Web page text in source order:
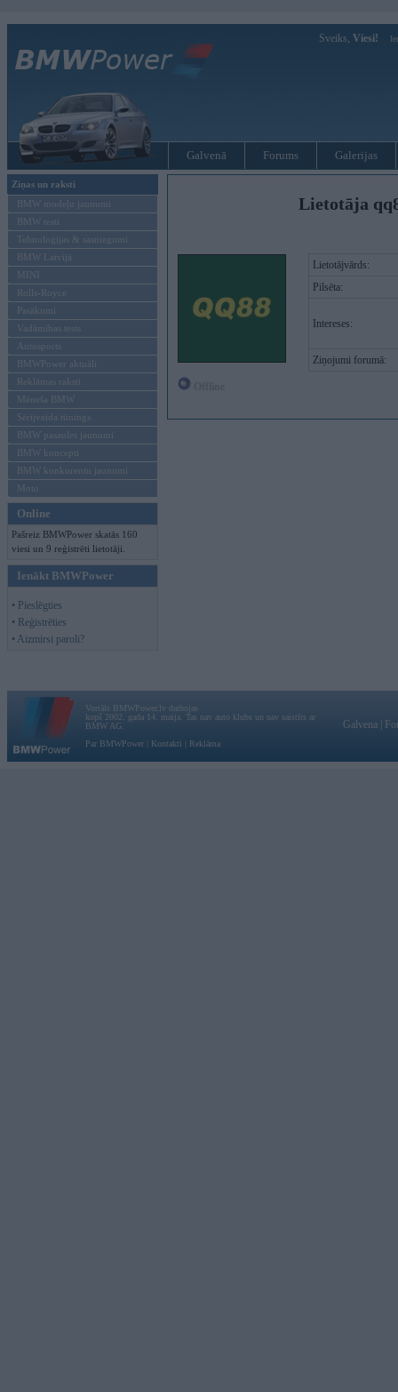
Sveiks, Viesi!
Galvenā Forums Galerijas
Ziņas un raksti
BMW modeļu jaunumi
BMW testi
Tehnoloģijas & sasniegumi
BMW Latvijā
MINI
Rolls-Royce
Pasākumi
Vadāmības tests
Autosports
BMWPower aktuāli
Reklāmas raksti
Mēneša BMW
Sērijveida tūnings
BMW pasaules jaunumi
BMW koncepti
BMW konkurentu jaunumi
Moto
Online
Pašreiz BMWPower skatās 160
viesi un 9 reģistrēti lietotāji.
Ienākt BMWPower
• Pieslēgties
• Reģistrēties
• Aizmirsi paroli?
Lietotāja
Lietotājvārds:
Pilsēta:
Intereses:
Ziņojumi forumā:
Vortāls BMWPower.lv darbojas
kopš 2002. gada 14. maija. Tas nav auto klubs un nav saistīts ar
BMW AG.
Par BMWPower
Kontakti Reklāma
Galvena